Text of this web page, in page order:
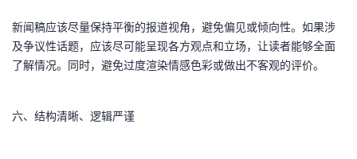
新闻稿应该尽量保持平衡的报道视角，避免偏见或倾向性。如果涉
及争议性话题，应该尽可能呈现各方观点和立场，让读者能够全面
了解情况。同时，避免过度渲染情感色彩或做出不客观的评价。
六、结构清晰、逻辑严谨